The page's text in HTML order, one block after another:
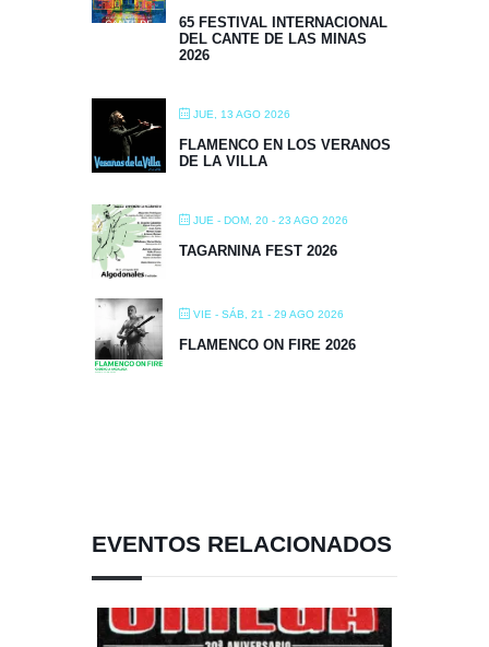
65 FESTIVAL INTERNACIONAL
DEL CANTE DE LAS MINAS
2026
JUE, 13 AGO 2026
FLAMENCO EN LOS VERANOS
DE LA VILLA
JUE - DOM, 20 - 23 AGO 2026
TAGARNINA FEST 2026
VIE - SÁB, 21 - 29 AGO 2026
FLAMENCO ON FIRE 2026
EVENTOS RELACIONADOS